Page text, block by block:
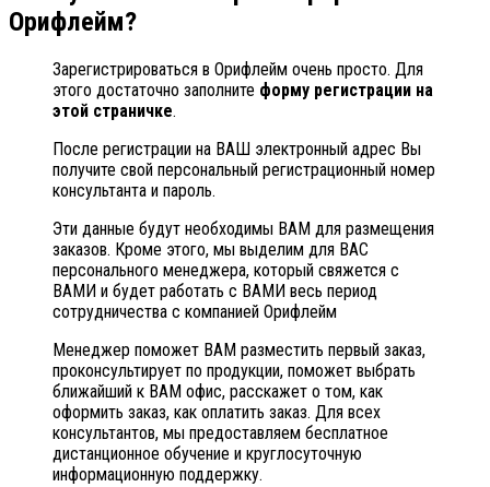
Орифлейм?
Зарегистрироваться в Орифлейм очень просто. Для
этого достаточно заполните форму регистрации на
этой страничке.
После регистрации на ВАШ электронный адрес Вы
получите свой персональный регистрационный номер
консультанта и пароль.
Эти данные будут необходимы ВАМ для размещения
заказов. Кроме этого, мы выделим для ВАС
персонального менеджера, который свяжется с
ВАМИ и будет работать с ВАМИ весь период
сотрудничества с компанией Орифлейм
Менеджер поможет ВАМ разместить первый заказ,
проконсультирует по продукции, поможет выбрать
ближайший к ВАМ офис, расскажет о том, как
оформить заказ, как оплатить заказ. Для всех
консультантов, мы предоставляем бесплатное
дистанционное обучение и круглосуточную
информационную поддержку.